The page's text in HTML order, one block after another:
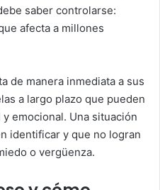
saber controlarse:
afecta a millones
de manera inmediata a sus
a largo plazo que pueden
emocional. Una situación
identificar y que no logran
o vergüenza.